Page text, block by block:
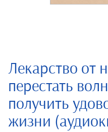
Лекарство от
перестать
получить
жизни